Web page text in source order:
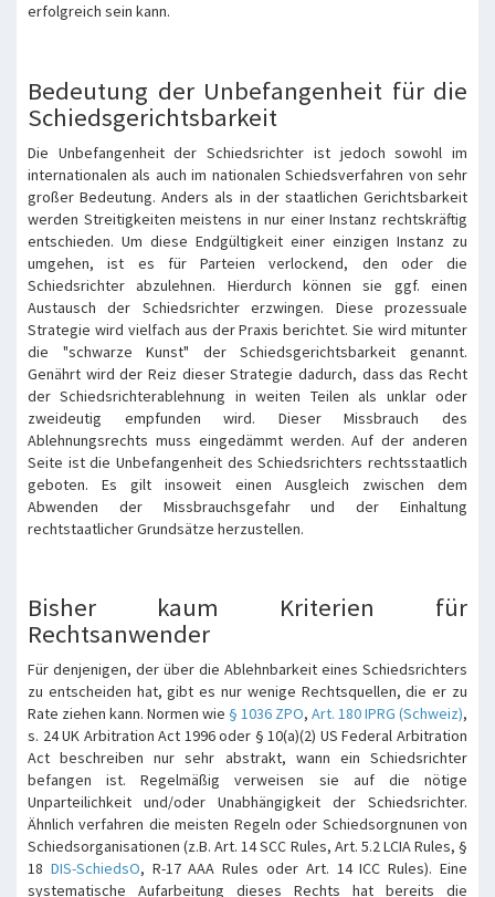
erfolgreich sein kann.
Bedeutung der Unbefangenheit für die
Schiedsgerichtsbarkeit
Die Unbefangenheit der Schiedsrichter ist jedoch sowohl im
internationalen als auch im nationalen Schiedsverfahren von sehr
großer Bedeutung. Anders als in der staatlichen Gerichtsbarkeit
werden Streitigkeiten meistens in nur einer Instanz rechtskräftig
entschieden. Um diese Endgültigkeit einer einzigen Instanz zu
umgehen, ist es für Parteien verlockend, den oder die
Schiedsrichter abzulehnen. Hierdurch können sie ggf. einen
Austausch der Schiedsrichter erzwingen. Diese prozessuale
Strategie wird vielfach aus der Praxis berichtet. Sie wird mitunter
die "schwarze Kunst" der Schiedsgerichtsbarkeit genannt.
Genährt wird der Reiz dieser Strategie dadurch, dass das Recht
der Schiedsrichterablehnung in weiten Teilen als unklar oder
zweideutig empfunden wird. Dieser Missbrauch des
Ablehnungsrechts muss eingedämmt werden. Auf der anderen
Seite ist die Unbefangenheit des Schiedsrichters rechtsstaatlich
geboten. Es gilt insoweit einen Ausgleich zwischen dem
Abwenden der Missbrauchsgefahr und der Einhaltung
rechtstaatlicher Grundsätze herzustellen.
Bisher kaum Kriterien für
Rechtsanwender
Für denjenigen, der über die Ablehnbarkeit eines Schiedsrichters
zu entscheiden hat, gibt es nur wenige Rechtsquellen, die er zu
Rate ziehen kann. Normen wie § 1036 ZPO, Art. 180 IPRG (Schweiz),
s. 24 UK Arbitration Act 1996 oder § 10(a)(2) US Federal Arbitration
Act beschreiben nur sehr abstrakt, wann ein Schiedsrichter
befangen ist. Regelmäßig verweisen sie auf die nötige
Unparteilichkeit und/oder Unabhängigkeit der Schiedsrichter.
Ähnlich verfahren die meisten Regeln oder Schiedsorgnunen von
Schiedsorganisationen (z.B. Art. 14 SCC Rules, Art. 5.2 LCIA Rules, §
18 DIS-SchiedsO, R-17 AAA Rules oder Art. 14 ICC Rules). Eine
systematische Aufarbeitung dieses Rechts hat bereits die